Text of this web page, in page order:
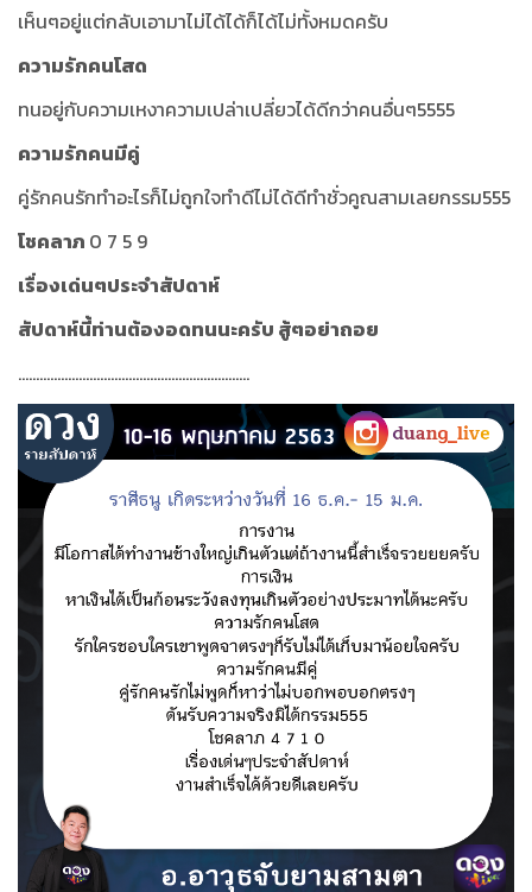
เห็นๆอยู่แต่กลับเอามาไม่ได้ได้ก็ได้ไม่ทั้งหมดครับ
ความรักคนโสด
ทนอยู่กับความเหงาความเปล่าเปลี่ยวได้ดีกว่าคนอื่นๆ5555
ความรักคนมีคู่
คู่รักคนรักทำอะไรก็ไม่ถูกใจทำดีไม่ได้ดีทำชั่วคูณสามเลยกรรม555
โชคลาภ 0 7 5 9
เรื่องเด่นๆประจำสัปดาห์
สัปดาห์นี้ท่านต้องอดทนนะครับ สู้ๆอย่าถอย
.................................................................